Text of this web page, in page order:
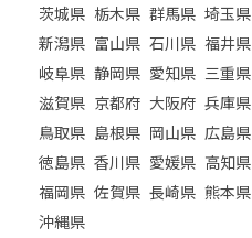
茨城県 栃木県 群馬県 埼玉県
新潟県 富山県 石川県 福井県
岐阜県 静岡県 愛知県 三重県
滋賀県 京都府 大阪府 兵庫県
鳥取県 島根県 岡山県 広島県
徳島県 香川県 愛媛県 高知県
福岡県 佐賀県 長崎県 熊本県
沖縄県